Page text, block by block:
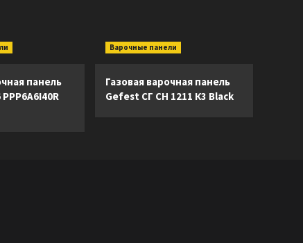
панель
Варочные панели
Газовая варочная панель
Gefest СГ СН 1211 К3 Black